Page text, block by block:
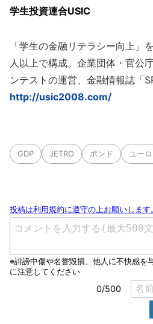
学生投資連合USIC
「学生の金融リテラシー向上」
人以上で構成。企業団体・官公
ンテストの運営、金融情報誌「
http://usic2008.com/
GDP JETRO ポンド ユー